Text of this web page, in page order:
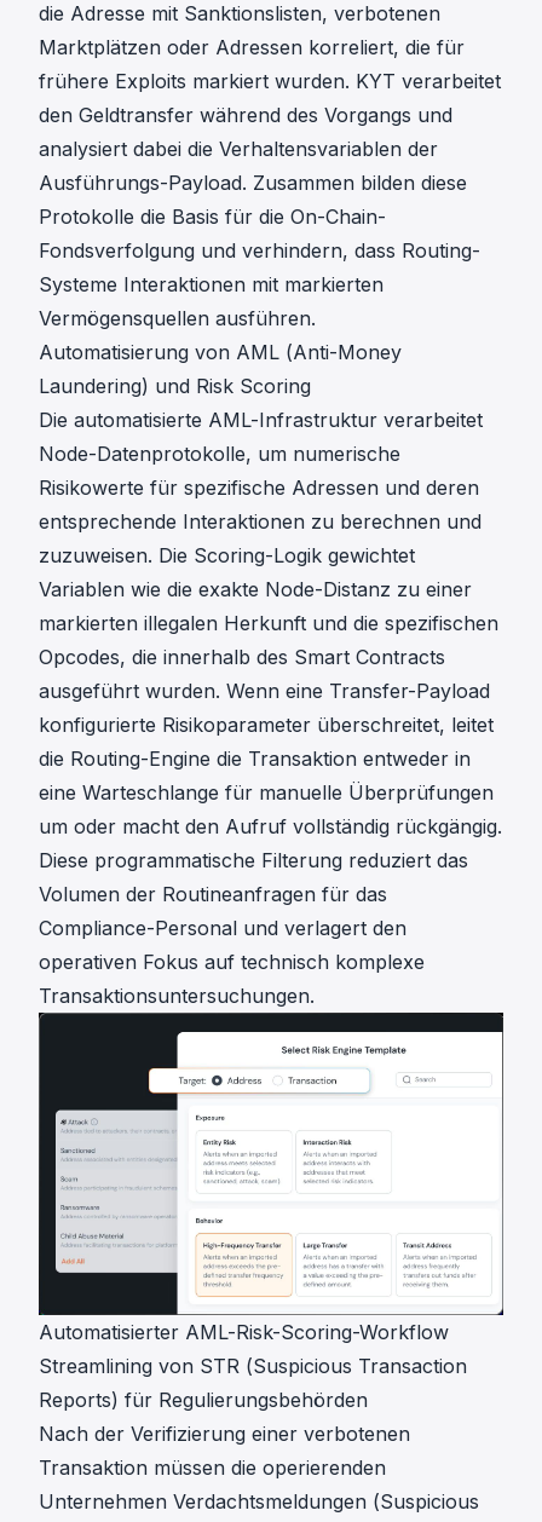
die Adresse mit Sanktionslisten, verbotenen
Marktplätzen oder Adressen korreliert, die für
frühere Exploits markiert wurden. KYT verarbeitet
den Geldtransfer während des Vorgangs und
analysiert dabei die Verhaltensvariablen der
Ausführungs-Payload. Zusammen bilden diese
Protokolle die Basis für die On-Chain-
Fondsverfolgung und verhindern, dass Routing-
Systeme Interaktionen mit markierten
Vermögensquellen ausführen.
Automatisierung von AML (Anti-Money
Laundering) und Risk Scoring
Die automatisierte AML-Infrastruktur verarbeitet
Node-Datenprotokolle, um numerische
Risikowerte für spezifische Adressen und deren
entsprechende Interaktionen zu berechnen und
zuzuweisen. Die Scoring-Logik gewichtet
Variablen wie die exakte Node-Distanz zu einer
markierten illegalen Herkunft und die spezifischen
Opcodes, die innerhalb des Smart Contracts
ausgeführt wurden. Wenn eine Transfer-Payload
konfigurierte Risikoparameter überschreitet, leitet
die Routing-Engine die Transaktion entweder in
eine Warteschlange für manuelle Überprüfungen
um oder macht den Aufruf vollständig rückgängig.
Diese programmatische Filterung reduziert das
Volumen der Routineanfragen für das
Compliance-Personal und verlagert den
operativen Fokus auf technisch komplexe
Transaktionsuntersuchungen.
Automatisierter AML-Risk-Scoring-Workflow
Streamlining von STR (Suspicious Transaction
Reports) für Regulierungsbehörden
Nach der Verifizierung einer verbotenen
Transaktion müssen die operierenden
Unternehmen Verdachtsmeldungen (Suspicious